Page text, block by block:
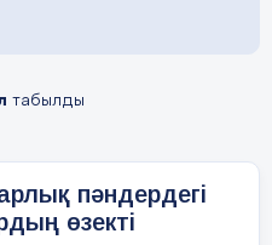
табылды
пәндердегі
өзекті